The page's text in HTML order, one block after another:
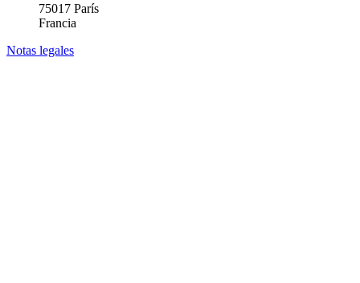
75017 París
Francia
Notas legales